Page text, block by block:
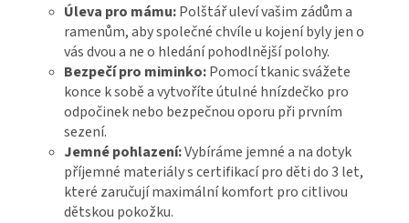
Úleva pro mámu:Polštář uleví vašim zádům a
ramenům, aby společné chvíle u kojení byly jen o
vás dvou a ne o hledání pohodlnější polohy.
Bezpečí pro miminko:Pomocí tkanic svážete
konce k sobě a vytvoříte útulné hnízdečko pro
odpočinek nebo bezpečnou oporu při prvním
sezení.
Jemné pohlazení:Vybíráme jemné a na dotyk
příjemné materiály s certifikací pro děti do 3 let,
které zaručují maximální komfort pro citlivou
dětskou pokožku.